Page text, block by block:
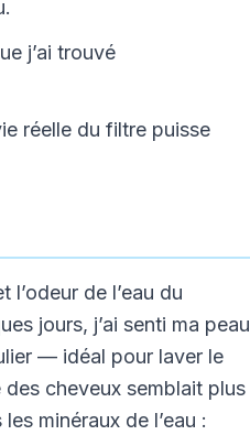
j’ai trouvé
réelle du filtre puisse
de l’eau du
jours, j’ai senti ma peau
— idéal pour laver le
des cheveux semblait plus
minéraux de l’eau :